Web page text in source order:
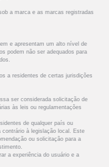
a marca e as marcas registradas
e apresentam um alto nível de
podem não ser adequados para
a residentes de certas jurisdições
ser considerada solicitação de
às leis ou regulamentações
de qualquer país ou
à legislação local. Este
ou solicitação para a
a experiência do usuário e a